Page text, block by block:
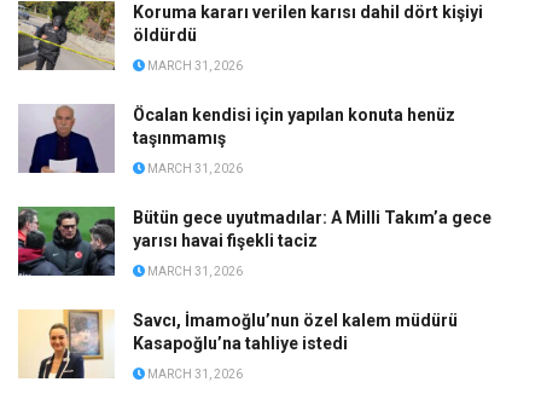
Koruma kararı verilen karısı dahil dört kişiyi
öldürdü
MARCH 31, 2026
Öcalan kendisi için yapılan konuta henüz
taşınmamış
MARCH 31, 2026
Bütün gece uyutmadılar: A Milli Takım’a gece
yarısı havai fişekli taciz
MARCH 31, 2026
Savcı, İmamoğlu’nun özel kalem müdürü
Kasapoğlu’na tahliye istedi
MARCH 31, 2026